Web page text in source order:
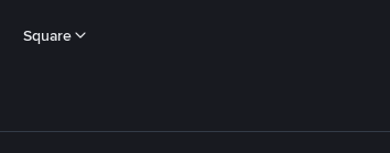
Square